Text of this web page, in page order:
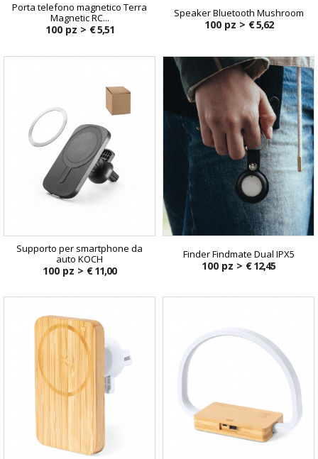
Porta telefono magnetico Terra
Magnetic RC...
100 pz > € 5,51
Speaker Bluetooth Mushroom
100 pz > € 5,62
Supporto per smartphone da
auto KOCH
100 pz > € 11,00
Finder Findmate Dual IPX5
100 pz > € 12,45